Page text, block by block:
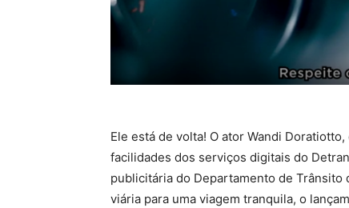
Ele está de volta! O ator Wandi
facilidades dos serviços digitais do
publicitária do Departamento de Trânsito
viária para uma viagem tranquila, o